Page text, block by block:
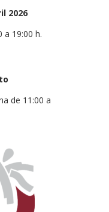
2026
a 19:00 h.
de 11:00 a